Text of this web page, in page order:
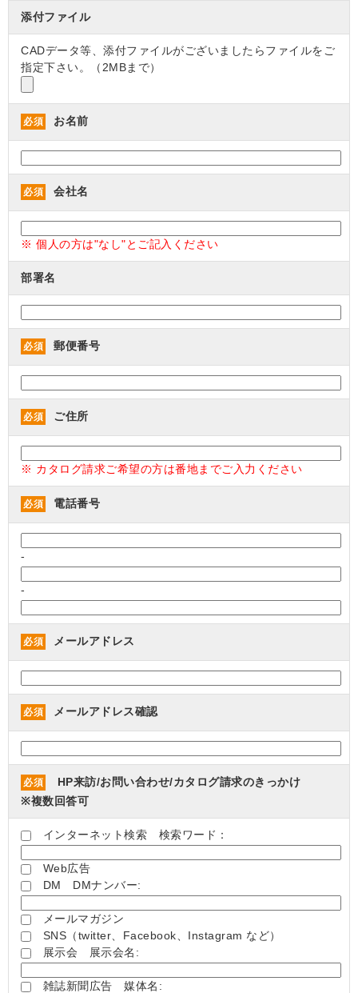
添付ファイル
CADデータ等、添付ファイルがございましたらファイルをご
指定下さい。（2MBまで）
必須 お名前
必須 会社名
※ 個人の方は"なし"とご記入ください
部署名
必須 郵便番号
必須 ご住所
※ カタログ請求ご希望の方は番地までご入力ください
必須 電話番号
-
-
必須 メールアドレス
必須 メールアドレス確認
必須
HP来訪/お問い合わせ/カタログ請求のきっかけ
※複数回答可
インターネット検索 検索ワード：
Web広告
DM DMナンバー:
メールマガジン
SNS（twitter、Facebook、Instagram など）
展示会 展示会名:
雑誌新聞広告 媒体名: